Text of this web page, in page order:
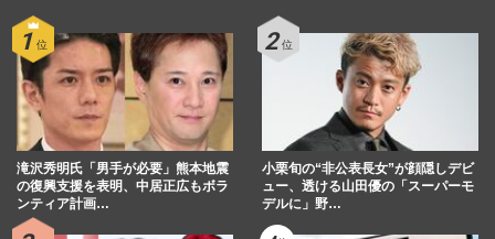
滝沢秀明氏「男手が必要」熊本地震
の復興支援を表明、中居正広もボラ
ンティア計画…
小栗旬の“非公表長女”が顔隠しデビ
ュー、透ける山田優の「スーパーモ
デルに」野…